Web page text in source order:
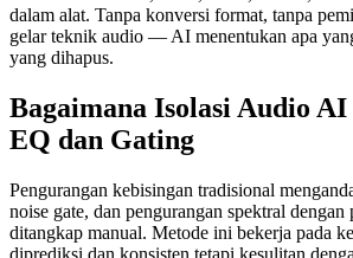
dalam alat. Tanpa konversi format, tanpa
gelar teknik audio — AI menentukan apa
yang dihapus.
Bagaimana Isolasi Audio
EQ dan Gating
Pengurangan kebisingan tradisional
noise gate, dan pengurangan spektral
ditangkap manual. Metode ini bekerja pada
diprediksi dan konsisten tetapi kesulitan